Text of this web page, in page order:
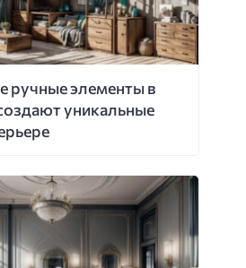
ручные элементы в
уникальные